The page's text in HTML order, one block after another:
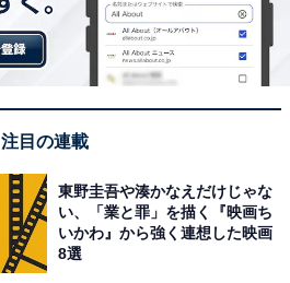
注目の連載
東野圭吾や湊かなえだけじゃな
い、「業と罪」を描く『映画ち
いかわ』から強く連想した映画
8選